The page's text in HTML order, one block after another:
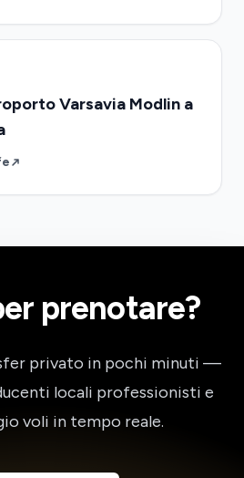
Varsavia Modlin a
prenotare?
privato in pochi minuti —
locali professionisti e
voli in tempo reale.